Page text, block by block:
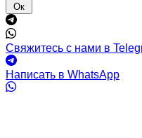
Ок
Свяжитесь с нами в
Написать в WhatsApp